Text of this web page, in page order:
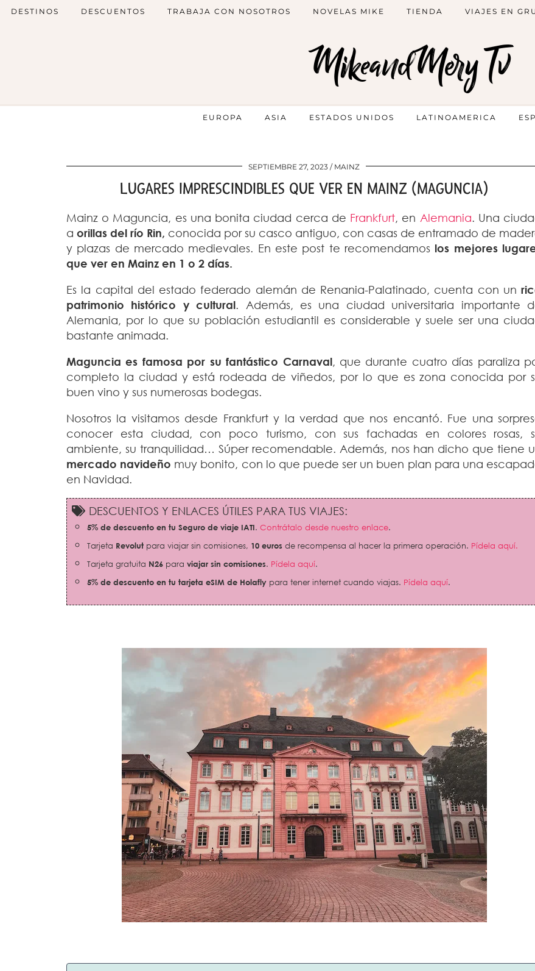
MikeandMery Tv
DESTINOS DESCUENTOS TRABAJA CON NOSOTROS NOVELAS MIKE TIENDA VIAJES EN
EUROPA ASIA ESTADOS UNIDOS LATINOAMERICA
SEPTIEMBRE 27, 2023 MAINZ
LUGARES IMPRESCINDIBLES QUE VER EN MAINZ (MAGUNCIA)
Mainz o Maguncia, es una bonita ciudad cerca de Frankfurt, en Alemania. Una
a orillas del río Rin, conocida por su casco antiguo, con casas de entramado de
y plazas de mercado medievales. En este post te recomendamos los mejores
que ver en Mainz en 1 o 2 días.
Es la capital del estado federado alemán de Renania-Palatinado, cuenta con un
patrimonio histórico y cultural. Además, es una ciudad universitaria importante
Alemania, por lo que su población estudiantil es considerable y suele ser una
bastante animada.
Maguncia es famosa por su fantástico Carnaval, que durante cuatro días paraliza
completo la ciudad y está rodeada de viñedos, por lo que es zona conocida por
buen vino y sus numerosas bodegas.
Nosotros la visitamos desde Frankfurt y la verdad que nos encantó. Fue una
conocer esta ciudad, con poco turismo, con sus fachadas en colores rosas,
ambiente, su tranquilidad… Súper recomendable. Además, nos han dicho que tiene
mercado navideño muy bonito, con lo que puede ser un buen plan para una
en Navidad.
DESCUENTOS Y ENLACES ÚTILES PARA TUS VIAJES:
5% de descuento en tu Seguro de viaje IATI. Contrátalo desde nuestro enlace.
Tarjeta Revolut para viajar sin comisiones, 10 euros de recompensa al hacer la primera operación. Pídela aquí.
Tarjeta gratuita N26 para viajar sin comisiones. Pídela aquí.
5% de descuento en tu tarjeta eSIM de Holafly para tener internet cuando viajas. Pídela aquí.